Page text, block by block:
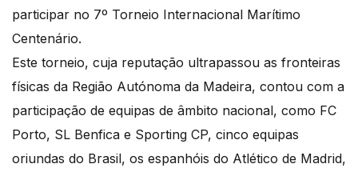
participar no 7º Torneio Internacional Marítimo
Centenário.
Este torneio, cuja reputação ultrapassou as fronteiras
físicas da Região Autónoma da Madeira, contou com a
participação de equipas de âmbito nacional, como FC
Porto, SL Benfica e Sporting CP, cinco equipas
oriundas do Brasil, os espanhóis do Atlético de Madrid,